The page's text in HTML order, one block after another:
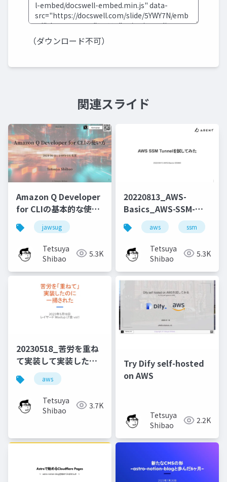
（ダウンロード不可）
関連スライド
Amazon Q Developer
for CLIの基本的な使い
方と便利なコマンドの
紹介
jawsug
Tetsuya
Shibao
5.3K
20220813_AWS-
Basics_AWS-SSM-
Tunnelを試してみた
aws ssm
Tetsuya
Shibao
5.3K
20230518_苦労を重ね
て実装して実装したの
に一掃されたこと
aws
Tetsuya
Shibao
3.7K
Try Dify self-hosted
on AWS
Tetsuya
Shibao
2.2K